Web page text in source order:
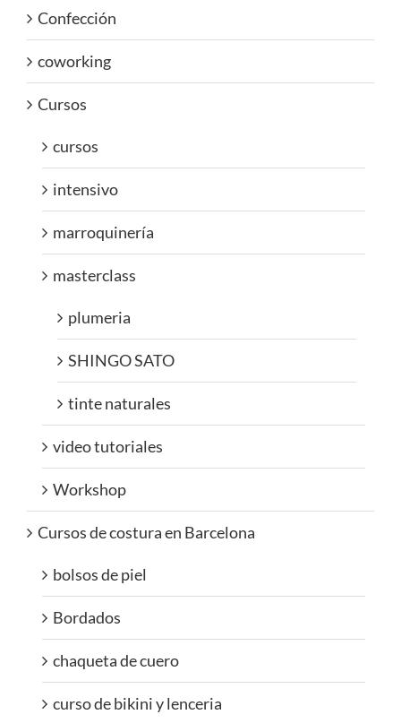
Confección
coworking
Cursos
cursos
intensivo
marroquinería
masterclass
plumeria
SHINGO SATO
tinte naturales
video tutoriales
Workshop
Cursos de costura en Barcelona
bolsos de piel
Bordados
chaqueta de cuero
curso de bikini y lenceria